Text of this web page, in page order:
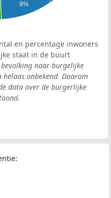
9%
en percentage inwoners
staat in de buurt
naar burgelijke
onbekend. Daarom
data over de burgerlijke